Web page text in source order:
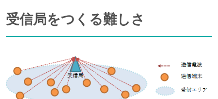
受信局をつくる難しさ